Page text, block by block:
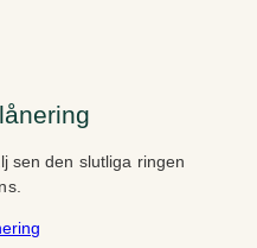
sen den slutliga ringen